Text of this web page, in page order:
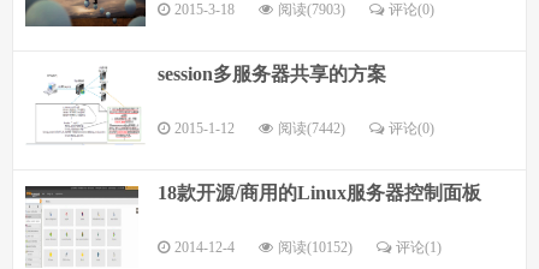
2015-3-18 阅读(7903) 评论(0)
session多服务器共享的方案
2015-1-12 阅读(7442) 评论(0)
18款开源/商用的Linux服务器控制面板
2014-12-4 阅读(10152) 评论(1)